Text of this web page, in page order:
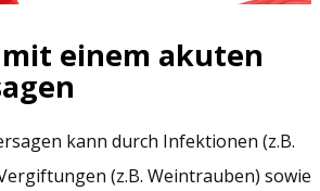
einem akuten
kann durch Infektionen (z.B.
(z.B. Weintrauben) sowie